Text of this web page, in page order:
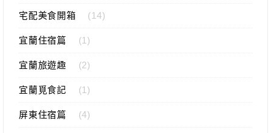
宅配美食開箱 (14)
宜蘭住宿篇 (1)
宜蘭旅遊趣 (2)
宜蘭覓食記 (1)
屏東住宿篇 (4)